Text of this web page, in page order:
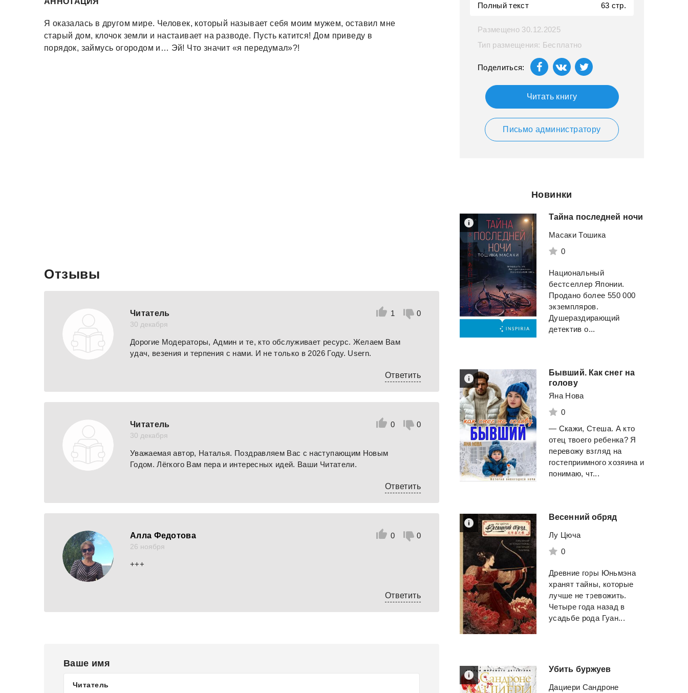
Я оказалась в другом мире. Человек, который называет себя моим мужем, оставил мне
старый дом, клочок земли и настаивает на разводе. Пусть катится! Дом приведу в
порядок, займусь огородом и… Эй! Что значит «я передумал»?!
Отзывы
Читатель
30 декабря
1 0
Дорогие Модераторы, Админ и те, кто обслуживает ресурс. Желаем Вам
удач, везения и терпения с нами. И не только в 2026 Году. Usern.
Ответить
Читатель
30 декабря
0 0
Уважаемая автор, Наталья. Поздравляем Вас с наступающим Новым
Годом. Лёгкого Вам пера и интересных идей. Ваши Читатели.
Ответить
Алла Федотова
26 ноября
0 0
+++
Ответить
Ваше имя
Полный текст 63 стр.
Размещено 30.12.2025
Тип размещения: Бесплатно
Поделиться:
Читать книгу
Письмо администратору
Новинки
Тайна последней ночи
Масаки Тошика
0
Национальный
бестселлер Японии.
Продано более 550 000
экземпляров.
Душераздирающий
детектив о...
Бывший. Как снег на
голову
Яна Нова
0
— Скажи, Стеша. А кто
отец твоего ребенка? Я
перевожу взгляд на
гостеприимного хозяина и
понимаю, чт...
Весенний обряд
Лу Цюча
0
Древние горы Юньмэна
хранят тайны, которые
лучше не тревожить.
Четыре года назад в
усадьбе рода Гуан...
Убить буржуев
Дациери Сандроне